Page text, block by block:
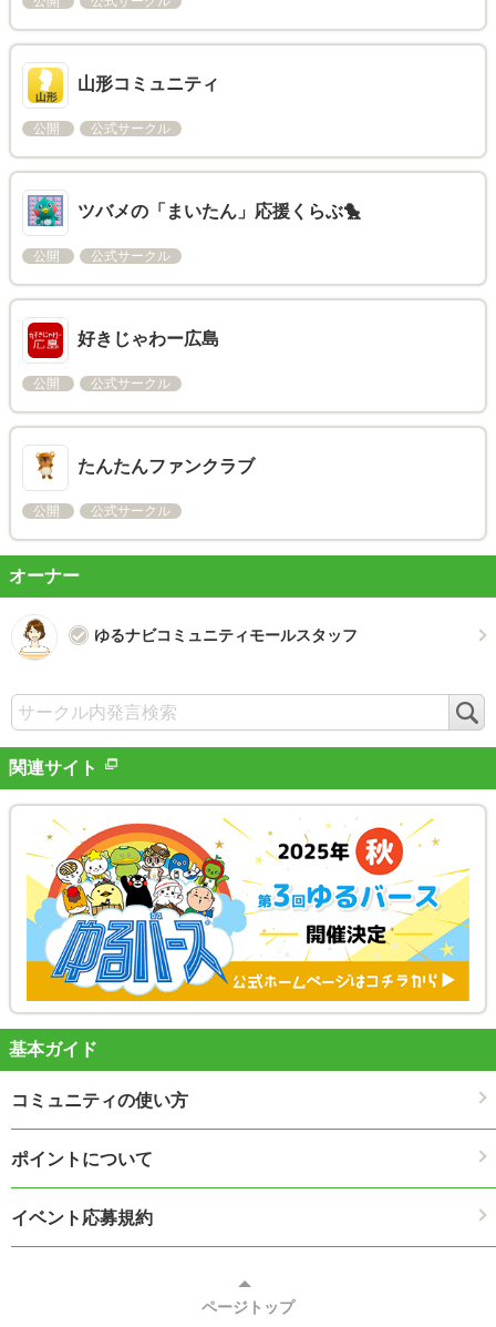
山形コミュニティ
公開 公式サークル
ツバメの「まいたん」応援くらぶ🐤
公開 公式サークル
好きじゃわー広島
公開 公式サークル
たんたんファンクラブ
公開 公式サークル
オーナー
ゆるナビコミュニティモールスタッフ
関連サイト
基本ガイド
コミュニティの使い方
ポイントについて
イベント応募規約
ページトップ